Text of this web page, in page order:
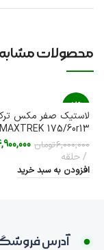
محصولات مشابه
-18%
لاستیک صفر مکس
MAXTREK 175/60r13
6,000,000تومان
حلقه
افزودن به سبد خرید
آدرس